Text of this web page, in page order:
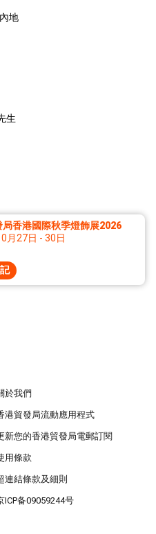
地
生
局香港國際秋季燈飾展2026
月27日 - 30日
於我們
港貿發局流動應用程式
新您的香港貿發局電郵訂閱
用條款
連結條款及細則
ICP备09059244号